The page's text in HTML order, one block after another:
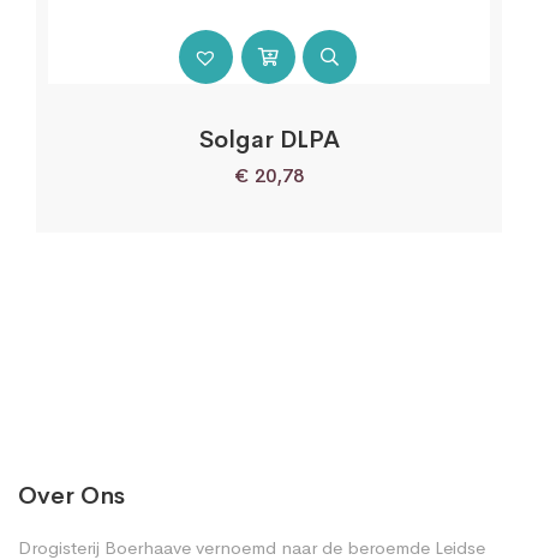
Solgar DLPA
€ 20,78
Over Ons
Drogisterij Boerhaave vernoemd naar de beroemde Leidse